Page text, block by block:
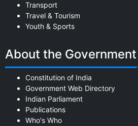
Transport
Travel & Tourism
Youth & Sports
About the Government
Constitution of India
Government Web Directory
Indian Parliament
Publications
Who's Who